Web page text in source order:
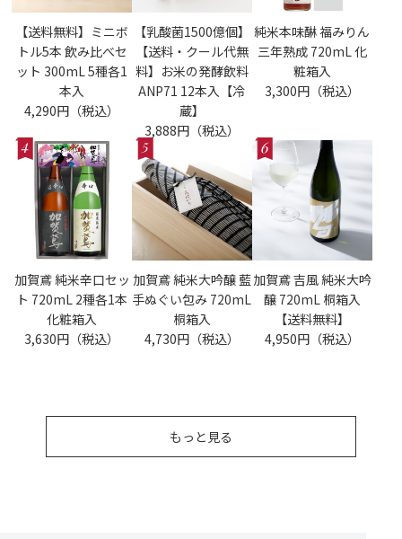
【送料無料】ミニボ
トル5本 飲み比べセ
ット 300mL 5種各1
本入
4,290円（税込）
【乳酸菌1500億個】
【送料・クール代無
料】お米の発酵飲料
ANP71 12本入【冷
蔵】
3,888円（税込）
純米本味醂 福みりん
三年熟成 720mL 化
粧箱入
3,300円（税込）
加賀鳶 純米辛口セッ
ト 720mL 2種各1本
化粧箱入
3,630円（税込）
加賀鳶 純米大吟醸 藍
手ぬぐい包み 720mL
桐箱入
4,730円（税込）
加賀鳶 吉風 純米大吟
醸 720mL 桐箱入
【送料無料】
4,950円（税込）
もっと見る